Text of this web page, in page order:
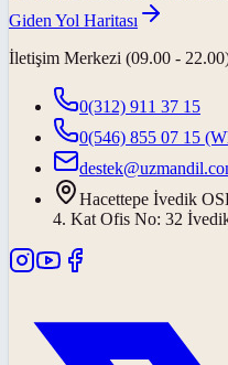
Giden Yol Haritası
İletişim Merkezi (09.00 -
0(312) 911 37 15
0(546) 855 07 15
Hacettepe İvedik
4. Kat Ofis No: 32